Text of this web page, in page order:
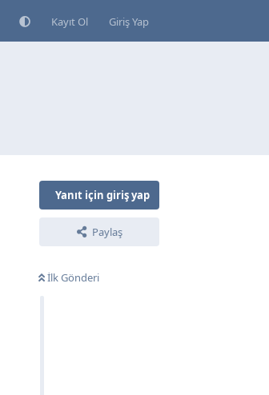
Kayıt Ol Giriş Yap
Yanıt için giriş yap
Paylaş
İlk Gönderi